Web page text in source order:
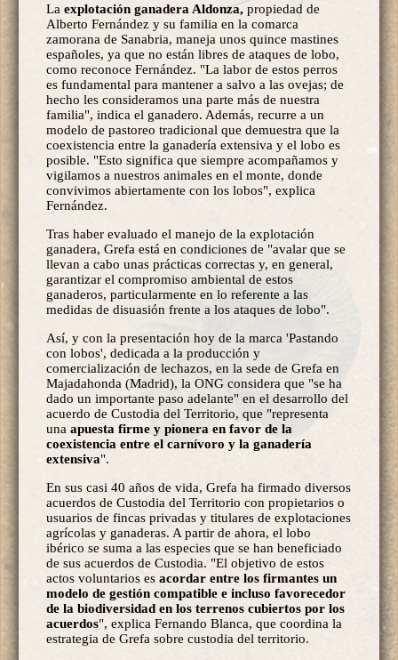
La explotación ganadera Aldonza, propiedad de
Alberto Fernández y su familia en la comarca
zamorana de Sanabria, maneja unos quince mastines
españoles, ya que no están libres de ataques de lobo,
como reconoce Fernández. "La labor de estos perros
es fundamental para mantener a salvo a las ovejas; de
hecho les consideramos una parte más de nuestra
familia", indica el ganadero. Además, recurre a un
modelo de pastoreo tradicional que demuestra que la
coexistencia entre la ganadería extensiva y el lobo es
posible. "Esto significa que siempre acompañamos y
vigilamos a nuestros animales en el monte, donde
convivimos abiertamente con los lobos", explica
Fernández.
Tras haber evaluado el manejo de la explotación
ganadera, Grefa está en condiciones de "avalar que se
llevan a cabo unas prácticas correctas y, en general,
garantizar el compromiso ambiental de estos
ganaderos, particularmente en lo referente a las
medidas de disuasión frente a los ataques de lobo".
Así, y con la presentación hoy de la marca 'Pastando
con lobos', dedicada a la producción y
comercialización de lechazos, en la sede de Grefa en
Majadahonda (Madrid), la ONG considera que "se ha
dado un importante paso adelante" en el desarrollo del
acuerdo de Custodia del Territorio, que "representa
una apuesta firme y pionera en favor de la
coexistencia entre el carnívoro y la ganadería
extensiva".
En sus casi 40 años de vida, Grefa ha firmado diversos
acuerdos de Custodia del Territorio con propietarios o
usuarios de fincas privadas y titulares de explotaciones
agrícolas y ganaderas. A partir de ahora, el lobo
ibérico se suma a las especies que se han beneficiado
de sus acuerdos de Custodia. "El objetivo de estos
actos voluntarios es acordar entre los firmantes un
modelo de gestión compatible e incluso favorecedor
de la biodiversidad en los terrenos cubiertos por los
acuerdos", explica Fernando Blanca, que coordina la
estrategia de Grefa sobre custodia del territorio.